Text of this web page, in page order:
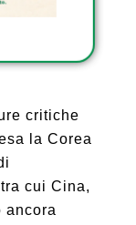
51% degli
critiche
la Corea
cui Cina,
ancora